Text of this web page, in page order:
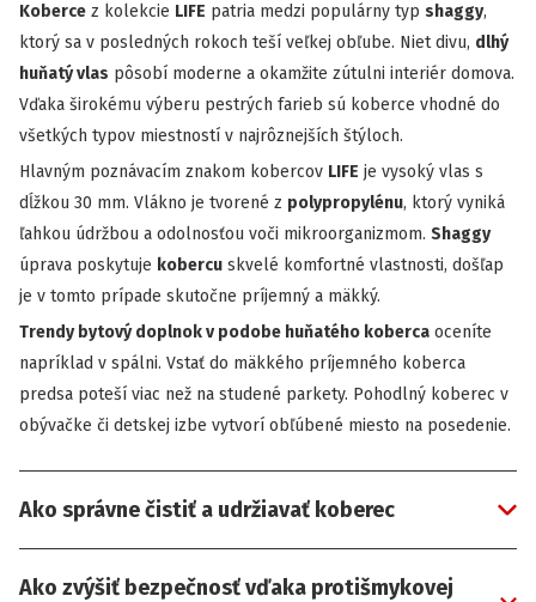
Koberce z kolekcie LIFE patria medzi populárny typ shaggy,
ktorý sa v posledných rokoch teší veľkej obľube. Niet divu, dlhý
huňatý vlas pôsobí moderne a okamžite zútulni interiér domova.
Vďaka širokému výberu pestrých farieb sú koberce vhodné do
všetkých typov miestností v najrôznejších štýloch.
Hlavným poznávacím znakom kobercov LIFE je vysoký vlas s
dĺžkou 30 mm. Vlákno je tvorené z polypropylénu, ktorý vyniká
ľahkou údržbou a odolnosťou voči mikroorganizmom. Shaggy
úprava poskytuje kobercu skvelé komfortné vlastnosti, došľap
je v tomto prípade skutočne príjemný a mäkký.
Trendy bytový doplnok v podobe huňatého koberca oceníte
napríklad v spálni. Vstať do mäkkého príjemného koberca
predsa poteší viac než na studené parkety. Pohodlný koberec v
obývačke či detskej izbe vytvorí obľúbené miesto na posedenie.
Ako správne čistiť a udržiavať koberec
Ako zvýšiť bezpečnosť vďaka protišmykovej